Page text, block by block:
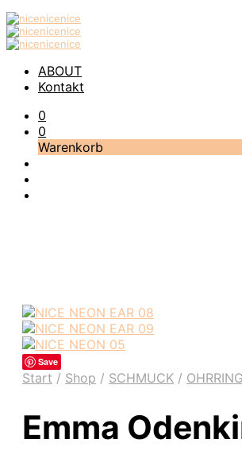
ABOUT
Kontakt
0
0
Warenkorb
Save
Start / Shop / SCHMUCK /
Emma